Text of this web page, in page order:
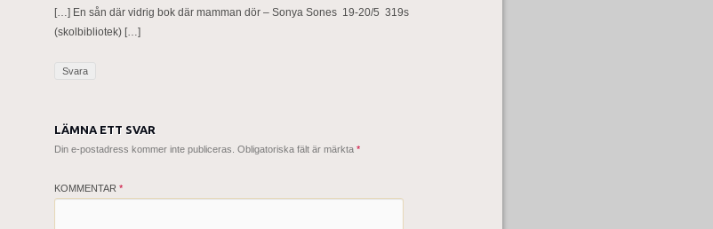
[…] En sån där vidrig bok där mamman dör – Sonya Sones 19-20/5 319s
(skolbibliotek) […]
Svara
LÄMNA ETT SVAR
Din e-postadress kommer inte publiceras. Obligatoriska fält är märkta *
KOMMENTAR *